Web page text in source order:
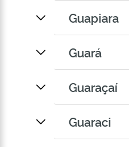
Guapiara
Guará
Guaraçaí
Guaraci